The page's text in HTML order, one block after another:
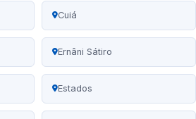
Cuiá
Ernâni Sátiro
Estados